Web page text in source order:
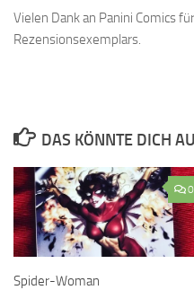
Vielen Dank an Panini Comics
Rezensionsexemplars.
DAS KÖNNTE DICH
0
Spider-Woman